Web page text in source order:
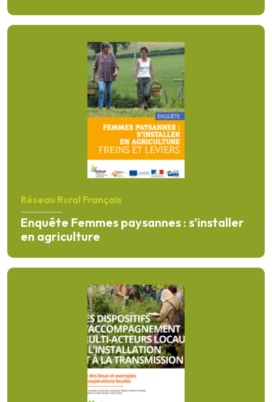
En savoir plus
Réseau Rural Français
Enquête Femmes paysannes : s’installer
en agriculture
En savoir plus